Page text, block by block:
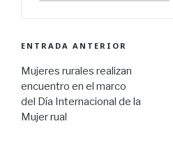
ENTRADA ANTERIOR
Mujeres rurales realizan
encuentro en el marco
del Día Internacional de la
Mujer rual